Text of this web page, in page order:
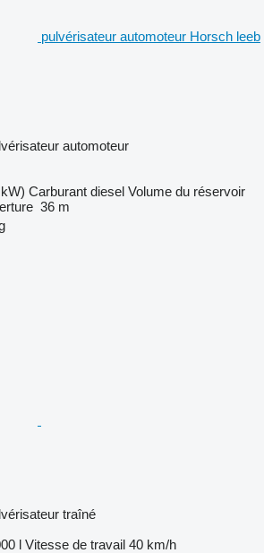
pulvérisateur automoteur Horsch leeb
automoteur
Carburant diesel Volume du réservoir
36 m
traîné
l Vitesse de travail 40 km/h